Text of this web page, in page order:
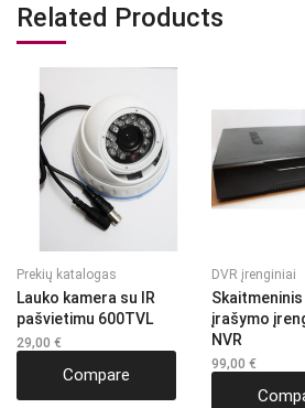
Related Products
Prekių katalogas
Lauko kamera su IR
pašvietimu 600TVL
29,00 €
Compare
DVR įrenginiai
įrašymo
NVR
99,00€